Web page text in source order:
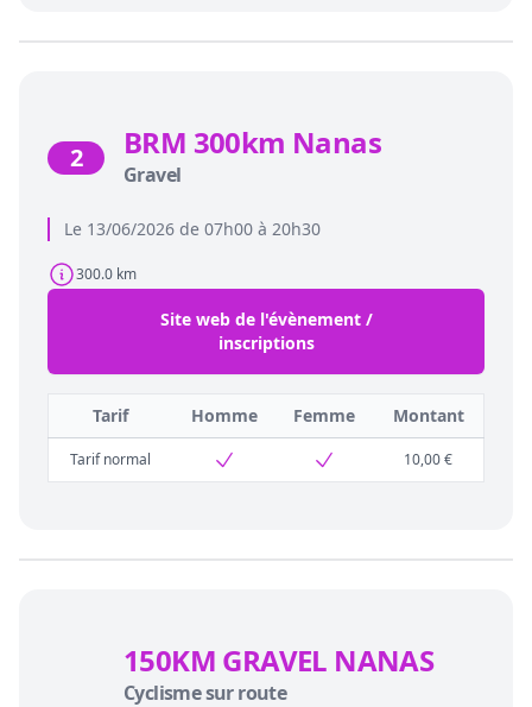
Le 13/06/2026 de 07h00 à 20h30
300.0 km
2 BRM 300km Nanas
Gravel
Site web de l'évènement /
inscriptions
Tarif Homme Femme Montant
Tarif normal 10,00 €
150KM GRAVEL NANAS
Cyclisme sur route